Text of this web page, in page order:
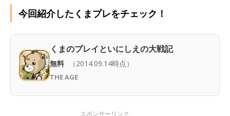
今回紹介したくまプレをチェック！
くまのプレイといにしえの大戦記
無料 （2014.09.14時点）
THE AGE